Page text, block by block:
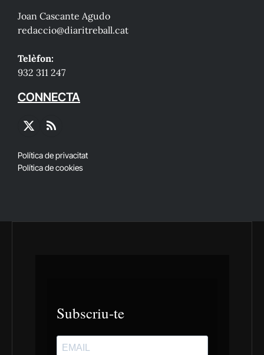
Joan Cascante Agudo
redaccio@diaritreball.cat
Telèfon:
932 311 247
CONNECTA
X
RSS
Política de privacitat
Política de cookies